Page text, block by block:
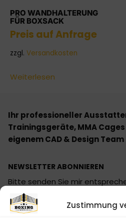
Zustimmung
PRO WANDHALTERUNG
FÜR BOXSACK
Preis auf Anfrage
zzgl. Versandkosten
Weiterlesen
Ihr professioneller
Trainingsgeräte, MMA
eigenem CAD & Design Team
NEWSLETTER ABONNIEREN
Bitte senden Sie mir
Datenschutzerklärung
widerruflich Informationen zu